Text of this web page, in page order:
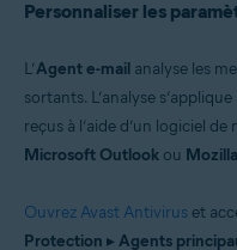
Personnaliser les
L’Agent e-mail analyse les
sortants. L’analyse
reçus à l’aide d’un logiciel
Microsoft Outlook ou
Ouvrez Avast Antivirus et
Protection ▸Agents